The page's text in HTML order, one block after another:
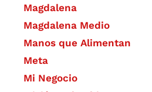
Magdalena
Magdalena Medio
Manos que Alimentan
Meta
Mi Negocio